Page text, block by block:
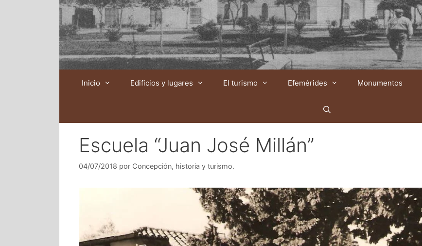
Inicio Edificios y lugares El turismo Efemérides Monumentos
Escuela “Juan José Millán”
04/07/2018 por Concepción, historia y turismo.